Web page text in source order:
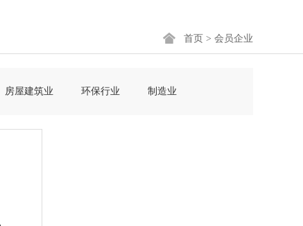
首页 > 会员企业
房屋建筑业 环保行业 制造业